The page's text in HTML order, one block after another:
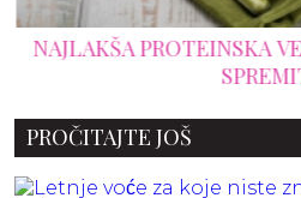
NAJLAKŠA PROTEINSKA
PROČITAJTE JOŠ